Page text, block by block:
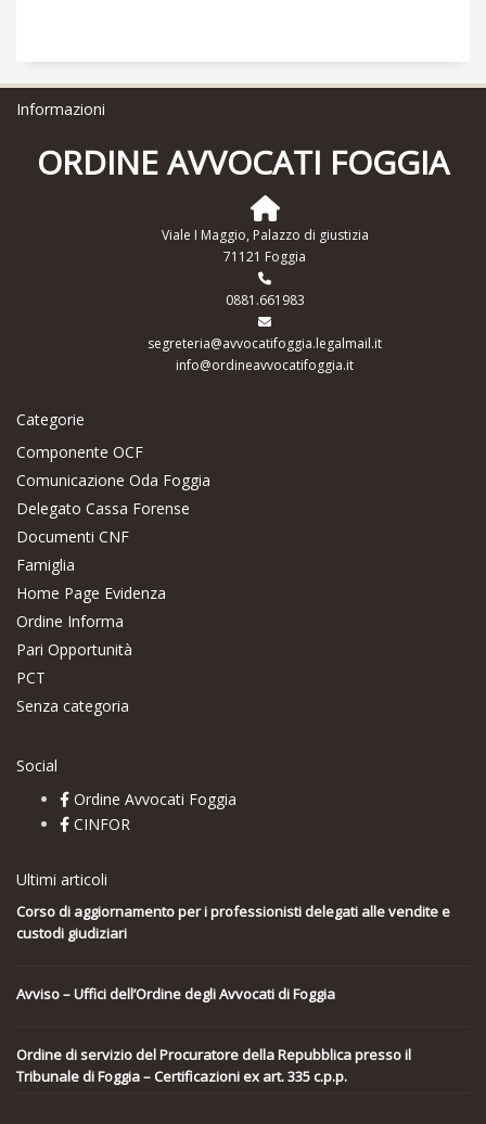
Informazioni
ORDINE AVVOCATI FOGGIA
Viale I Maggio, Palazzo di giustizia
71121 Foggia
0881.661983
segreteria@avvocatifoggia.legalmail.it
info@ordineavvocatifoggia.it
Categorie
Componente OCF
Comunicazione Oda Foggia
Delegato Cassa Forense
Documenti CNF
Famiglia
Home Page Evidenza
Ordine Informa
Pari Opportunità
PCT
Senza categoria
Social
Ordine Avvocati Foggia
CINFOR
Ultimi articoli
Corso di aggiornamento per i professionisti delegati alle vendite e
custodi giudiziari
Avviso – Uffici dell’Ordine degli Avvocati di Foggia
Ordine di servizio del Procuratore della Repubblica presso il
Tribunale di Foggia – Certificazioni ex art. 335 c.p.p.